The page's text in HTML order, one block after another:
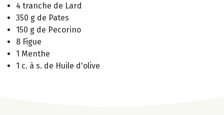
4 tranche de Lard
350 g de Pates
150 g de Pecorino
8 Figue
1 Menthe
1 c. à s. de Huile d'olive